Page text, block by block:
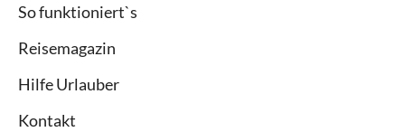
So funktioniert`s
Reisemagazin
Hilfe Urlauber
Kontakt